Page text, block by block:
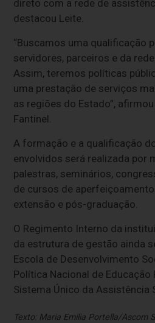
direto com a rede de
destacou Leite.
“Buscamos uma qualificação
servidores, parceiros e da
Assim, teremos políticas
uma prestação de serviços
as regiões do Estado”,
Fantinel.
A formação e a qualificação
envolvidos será realizada por
palestras, seminários,
de cursos de
extensão e pós-graduação.
O Regimento Interno da
da estrutura de gestão ainda
Escola de Desenvolvimento
Política Nacional de Educação
Sistema Único da Assistência
Texto: Maria Emilia Portella/Ascom